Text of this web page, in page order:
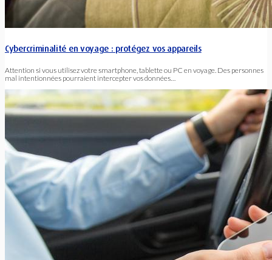
Cybercriminalité en voyage : protégez vos appareils
Attention si vous utilisez votre smartphone, tablette ou PC en voyage. Des personnes
mal intentionnées pourraient intercepter vos données…